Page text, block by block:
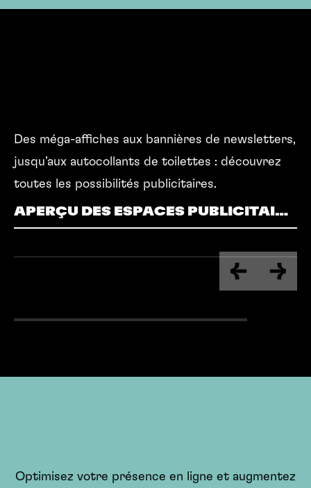
Des méga-affiches aux bannières de newsletters,
jusqu’aux autocollants de toilettes : découvrez
toutes les possibilités publicitaires.
APERÇU DES ESPACES PUBLICITAIRES
APERÇU DES ESPACES PUBLICITAIRES
Optimisez votre présence en ligne et augmentez